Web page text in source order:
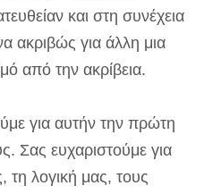
και στη συνέχεια
ακριβώς για άλλη μια
από την ακρίβεια.
για αυτήν την πρώτη
Σας ευχαριστούμε για
τη λογική μας, τους